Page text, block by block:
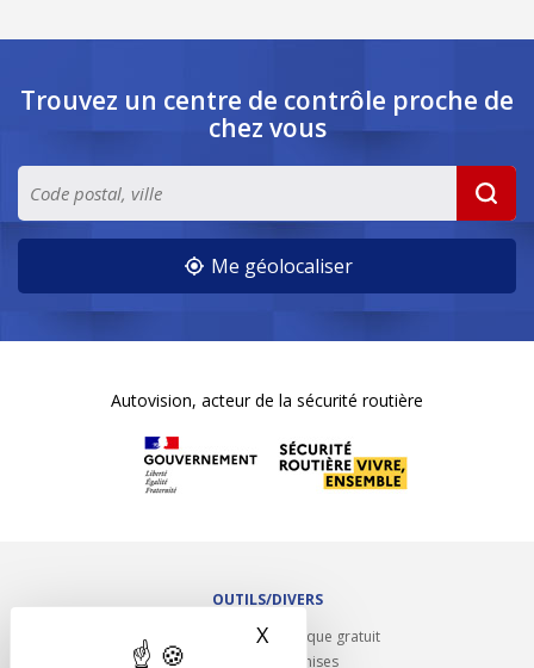
X Masquer le bandeau des
Trouvez un centre de contrôle proche de
chez vous
Me géolocaliser
Autovision, acteur de la sécurité routière
OUTILS/DIVERS
Rappel contrôle technique gratuit
Partenariats/Remises